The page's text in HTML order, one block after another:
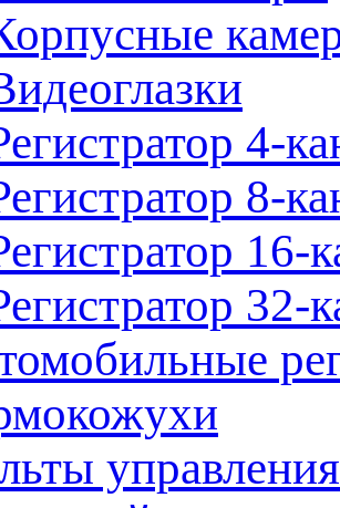
4-
8-
16-
32-
управления